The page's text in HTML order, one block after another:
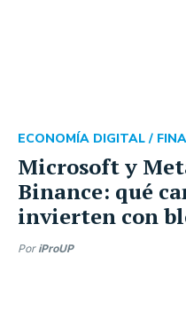
Microsoft y
Binance: qué
invierten con
ECONOMÍA DIGITAL /
Por iProUP